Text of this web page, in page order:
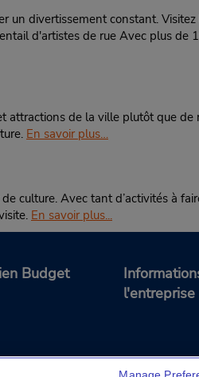
un divertissement constant.
d'artistes de rue Avec plus de
attractions de la ville plutôt que de
En savoir plus…
culture. Avec tant d’activités à
En savoir plus...
Budget
l'entreprise
Manage